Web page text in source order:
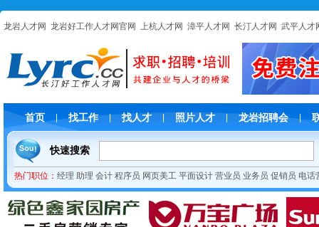
龙岩人才网 龙岩好工作人才网官网 上杭人才网 漳平人才网 长汀人才网 武平人才
首页 找工作 | 找人才 照片人才 龙岩招聘会 |
快速搜索
热门职位： 经理 助理 会计 程序员 网页美工 平面设计 营业员 业务员 促销员 电话